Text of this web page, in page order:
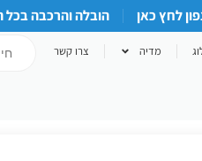
לחץ כאן הובלה והרכבה
מדיה צרו קשר